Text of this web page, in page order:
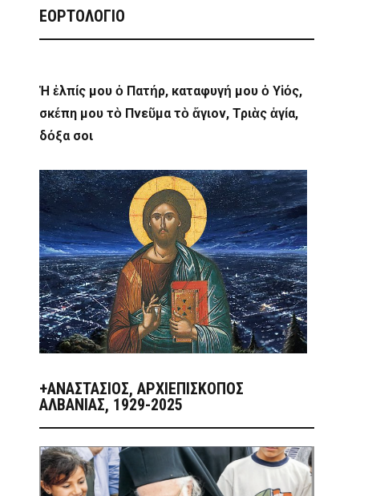
ΕΟΡΤΟΛΟΓΙΟ
Ἡ ἐλπίς μου ὁ Πατήρ, καταφυγή μου ὁ Υἱός,
σκέπη μου τὸ Πνεῦμα τὸ ἅγιον, Τριὰς ἁγία,
δόξα σοι
+ΑΝΑΣΤΆΣΙΟΣ, ΑΡΧΙΕΠΊΣΚΟΠΟΣ
ΑΛΒΑΝΊΑΣ, 1929-2025